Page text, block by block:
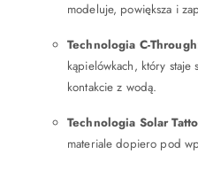
modeluje, powiększa i
Technologia C-
kąpielówkach, który
kontakcie z wodą.
Technologia Solar
materiale dopiero pod